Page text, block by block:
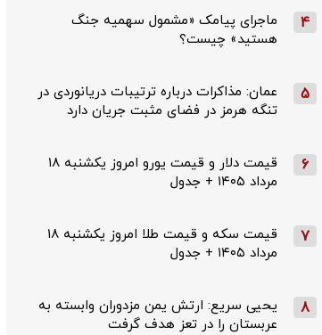
4
ماجرای پیامک «مشمول سهمیه جنگ
هستید» چیست؟
5
عمان: مذاکرات درباره ترتیبات دریانوردی در
تنگه هرمز در فضای مثبت جریان دارد
6
قیمت دلار و قیمت یورو امروز یکشنبه ۱۸
مرداد ۱۴۰۵ + جدول
7
قیمت سکه و قیمت طلا امروز یکشنبه ۱۸
مرداد ۱۴۰۵ + جدول
8
یحیی سریع: ارتش یمن مزدوران وابسته به
عربستان را در تعز هدف گرفت